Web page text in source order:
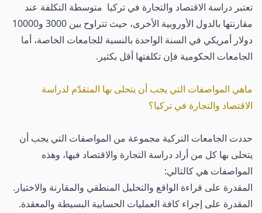
تعتبر دراسة الاقتصاد والتجارة في تركيا متوسطة التكلفة عند
مقارنتها بالدول الأوروبية الأخرى، حيث تتراوح بين 3000 و10000
دولار أمريكي في السنة الواحدة بالنسبة للجامعات الخاصة، أما
الجامعات الحكومية فإن تكلفتها أقل بكثير.
ماهي المواصفات التي يجب أن يتحلى بها المتقدّم لدراسة
الاقتصاد والتجارة في تركيا؟
حددت الجامعات التركية مجموعة من المواصفات التي يجب أن
يتحلى بها كل من أراد دراسة التجارة والاقتصاد فيها، وهذه
المواصفات هي كالتالي:
المقدرة على قراءة الواقع والتحليل المنطقي والمقارنة والاختيار.
المقدرة على إجراء كافة العمليات الحسابية البسيطة والمعقدة.